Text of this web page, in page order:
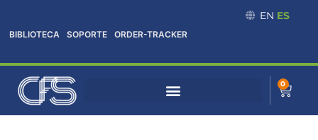
al
contenido
BIBLIOTECA SOPORTE ORDER-TRACKER
EN ES
0
Cart